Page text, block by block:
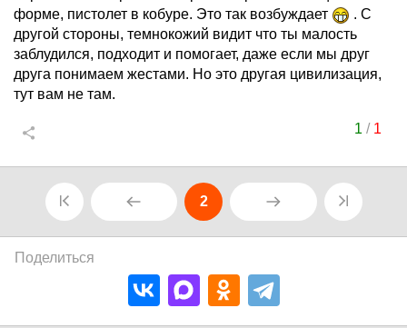
форме, пистолет в кобуре. Это так возбуждает
. С
другой стороны, темнокожий видит что ты малость
заблудился, подходит и помогает, даже если мы друг
друга понимаем жестами. Но это другая цивилизация,
тут вам не там.
1 / 1
2
Поделиться